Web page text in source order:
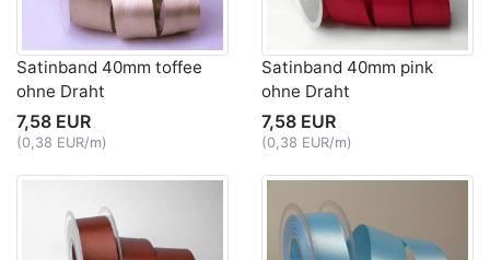
Satinband 40mm toffee
ohne Draht
7,58 EUR
(0,38 EUR/m)
Satinband 40mm pink
ohne Draht
7,58 EUR
(0,38 EUR/m)